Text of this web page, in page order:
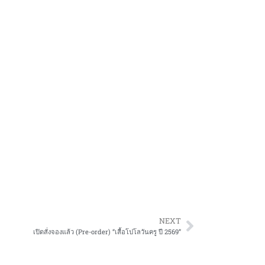
NEXT
เปิดสั่งจองแล้ว (Pre-order) “เสื้อโปโลวันครู ปี 2569”